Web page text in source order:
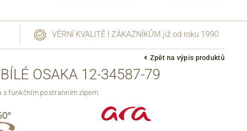
VĚRNÍ KVALITĚ I ZÁKAZNÍKŮM již od roku 1990
Zpět na výpis produktů
OSAKA 12-34587-79
funkčním postranním zipem.